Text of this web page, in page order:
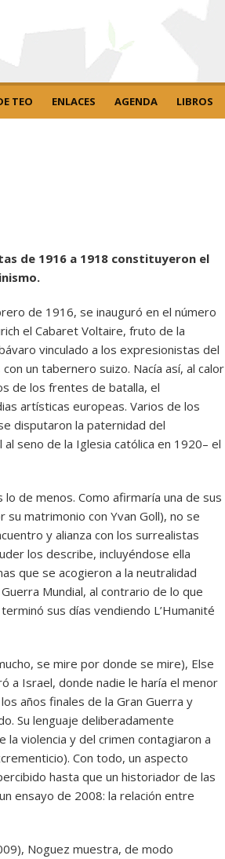
TEO ENLACES AGENDA LIBROS
de 1916 a 1918 constituyeron el
de 1916, se inauguró en el número
el Cabaret Voltaire, fruto de la
vinculado a los expresionistas del
un tabernero suizo. Nacía así, al calor
de los frentes de batalla, el
artísticas europeas. Varios de los
disputaron la paternidad del
seno de la Iglesia católica en 1920– el
de menos. Como afirmaría una de sus
matrimonio con Yvan Goll), no se
y alianza con los surrealistas
los describe, incluyéndose ella
que se acogieron a la neutralidad
Mundial, al contrario de lo que
sus días vendiendo L’Humanité
se mire por donde se mire), Else
a Israel, donde nadie le haría el menor
años finales de la Gran Guerra y
Su lenguaje deliberadamente
violencia y del crimen contagiaron a
Con todo, un aspecto
hasta que un historiador de las
ensayo de 2008: la relación entre
Noguez muestra, de modo